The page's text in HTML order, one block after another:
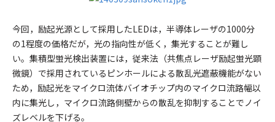
今回，励起光源として採用したLEDは，半導体レーザの1000分
の1程度の価格だが，光の指向性が低く，集光することが難し
い。集積型蛍光検出装置には，従来法（共焦点レーザ励起蛍光顕
微鏡）で採用されているピンホールによる散乱光遮蔽機能がない
ため，励起光をマイクロ流体バイオチップ内のマイクロ流路幅以
内に集光し，マイクロ流路側壁からの散乱を抑制することでノイ
ズレベルを下げる。